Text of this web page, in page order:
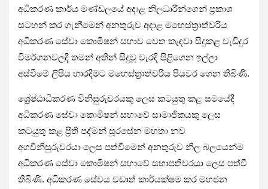
අධිකරණ කාර්ය මණ්ඩලයේ අදාළ නිලධෘරීන්ගෙන් ප්‍රකාශ
සටහන් කර ගැනීමෙන් අනතුරුව අදාළ මහෙස්ත්‍රාත්වරිය
අධිකරණ සේවා කොමිෂන් සභාව වෙත කැඳවා සිදුකළ වැඩිදුර
විමර්ශනවලදී තමන් අතින් සිදුවූ වැරදි පිළිගෙන ඉල්ලා
අස්වීමේ ලිපිය භාරදීමට මහෙස්ත්‍රාත්වරිය පියවර ගෙන තිබිණි.
ශ්‍රේෂ්ඨාධිකරණ විනිසුරුවරයකු ලෙස කටයුතු කළ සමයේදී
අධිකරණ සේවා කොමිෂන් සභාවේ සාමාජිකයකු ලෙස
කටයුතු කළ ප්‍රීති පද්මන් සූරසේන මහතා නව
අගවිනිසුරුවරයා ලෙස පත්වීමෙන් අනතුරුව නිල බලයෙන්ම
අධිකරණ සේවා කොමිෂන් සභාවේ සභාපතිවරයා ලෙස පත්වී
තිබිණි. අධිකරණ සේවය වඩාත් කාර්යක්ෂම කර මහජන